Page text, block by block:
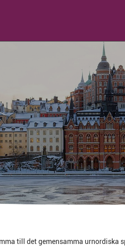
till det gemensamma urnordiska